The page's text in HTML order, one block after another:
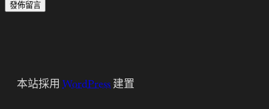
本站採用 WordPress 建置